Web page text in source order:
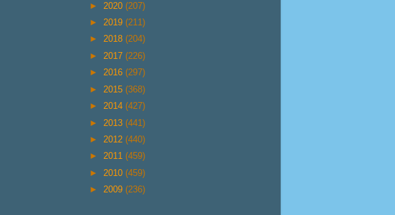
► 2020 (207)
► 2019 (211)
► 2018 (204)
► 2017 (226)
► 2016 (297)
► 2015 (368)
► 2014 (427)
► 2013 (441)
► 2012 (440)
► 2011 (459)
► 2010 (459)
► 2009 (236)